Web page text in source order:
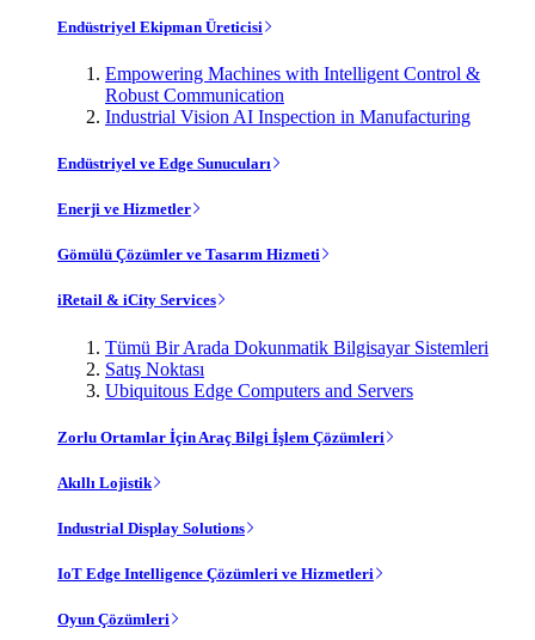
Endüstriyel Ekipman Üreticisi
Empowering Machines with Intelligent Control &
Robust Communication
Industrial Vision AI Inspection in Manufacturing
Endüstriyel ve Edge Sunucuları
Enerji ve Hizmetler
Gömülü Çözümler ve Tasarım Hizmeti
iRetail & iCity Services
Tümü Bir Arada Dokunmatik Bilgisayar Sistemleri
Satış Noktası
Ubiquitous Edge Computers and Servers
Zorlu Ortamlar İçin Araç Bilgi İşlem Çözümleri
Akıllı Lojistik
Industrial Display Solutions
IoT Edge Intelligence Çözümleri ve Hizmetleri
Oyun Çözümleri